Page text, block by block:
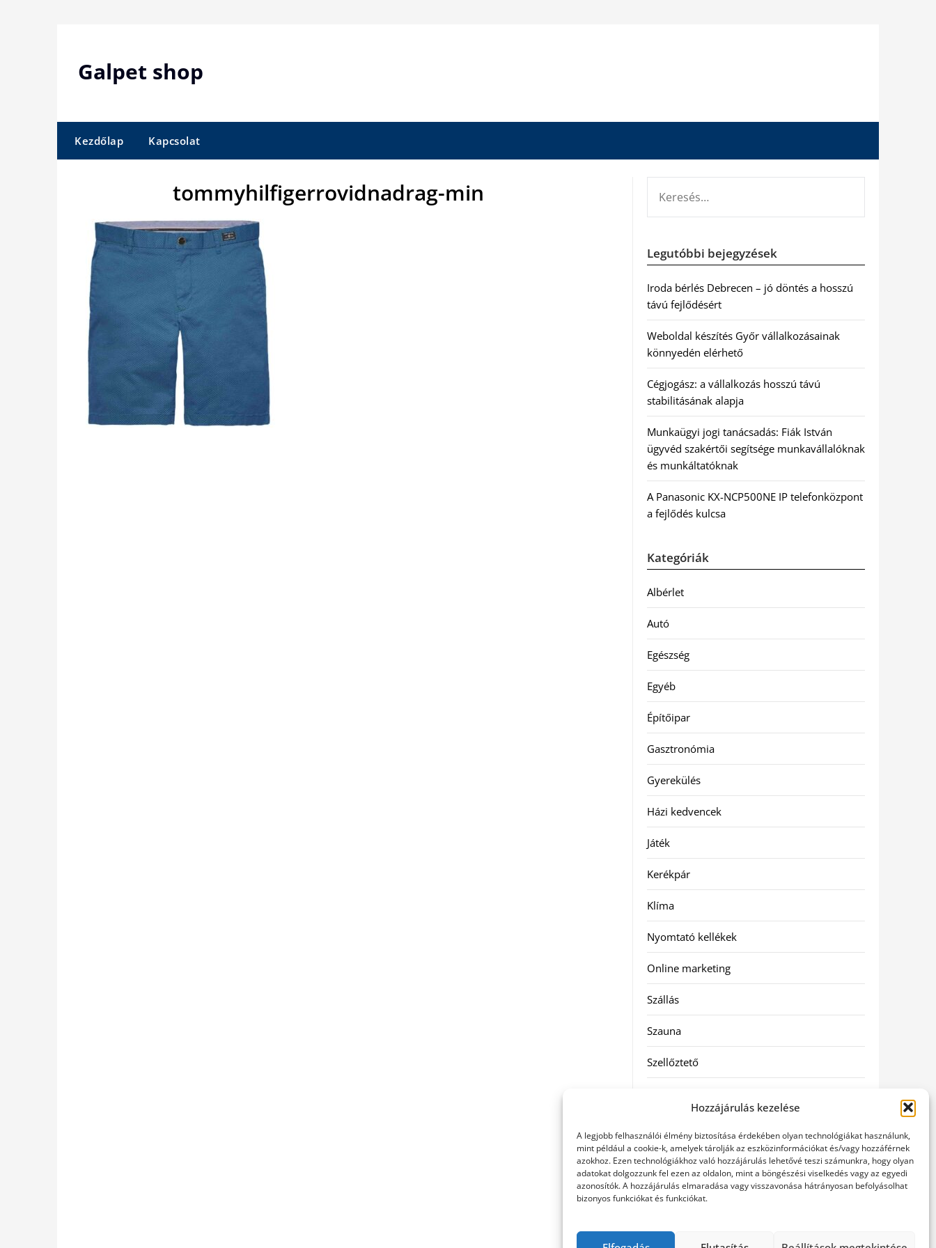
Hozzájárulás kezelése
A legjobb felhasználói élmény biztosítása érdekében olyan technológiákat használunk,
mint például a cookie-k, amelyek tárolják az eszközinformációkat és/vagy hozzáférnek
azokhoz. Ezen technológiákhoz való hozzájárulás lehetővé teszi számunkra, hogy olyan
adatokat dolgozzunk fel ezen az oldalon, mint a böngészési viselkedés vagy az egyedi
azonosítók. A hozzájárulás elmaradása vagy visszavonása hátrányosan befolyásolhat
bizonyos funkciókat és funkciókat.
Galpet shop
Kezdőlap Kapcsolat
tommyhilfigerrovidnadrag-min
Legutóbbi bejegyzések
Iroda bérlés Debrecen – jó döntés a hosszú
távú fejlődésért
Weboldal készítés Győr vállalkozásainak
könnyedén elérhető
Cégjogász: a vállalkozás hosszú távú
stabilitásának alapja
Munkaügyi jogi tanácsadás: Fiák István
ügyvéd szakértői segítsége munkavállalóknak
és munkáltatóknak
A Panasonic KX-NCP500NE IP telefonközpont
a fejlődés kulcsa
Kategóriák
Albérlet
Autó
Egészség
Egyéb
Építőipar
Gasztronómia
Gyerekülés
Házi kedvencek
Játék
Kerékpár
Klíma
Nyomtató kellékek
Online marketing
Szállás
Szauna
Szellőztető
Utazás
Vásárlás